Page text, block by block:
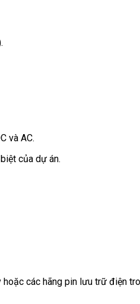
và AC.
của dự án.
các hãng pin lưu trữ điện